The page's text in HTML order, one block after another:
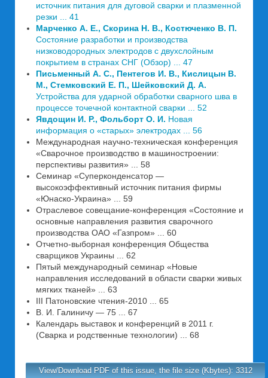
источник питания для дуговой сварки и плазменной
резки ... 41
Марченко А. Е., Скорина Н. В., Костюченко В. П.
Состояние разработки и производства
низководородных электродов с двухслойным
покрытием в странах СНГ (Обзор) ... 47
Письменный А. С., Пентегов И. В., Кислицын В.
М., Стемковский Е. П., Шейковский Д. А.
Устройства для ударной обработки сварного шва в
процессе точечной контактной сварки ... 52
Явдощин И. Р., Фольборт О. И. Новая
информация о «старых» электродах ... 56
Международная научно-техническая конференция
«Сварочное производство в машиностроении:
перспективы развития» ... 58
Семинар «Суперконденсатор —
высокоэффективный источник питания фирмы
«Юнаско-Украина» ... 59
Отраслевое совещание-конференция «Состояние и
основные направления развития сварочного
производства ОАО «Газпром» ... 60
Отчетно-выборная конференция Общества
сварщиков Украины ... 62
Пятый международный семинар «Новые
направления исследований в области сварки живых
мягких тканей» ... 63
III Патоновские чтения-2010 ... 65
В. И. Галиничу — 75 ... 67
Календарь выставок и конференций в 2011 г.
(Сварка и родственные технологии) ... 68
View/Download PDF of this issue, the file size (Kbytes): 3312